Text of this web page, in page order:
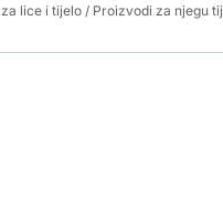
lice i tijelo / Proizvodi za njegu